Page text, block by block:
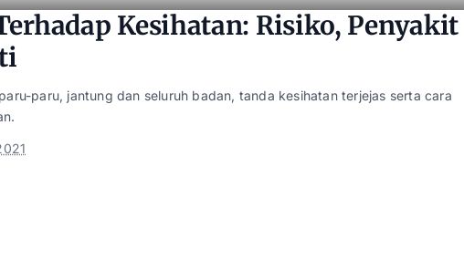
Kesihatan: Risiko, Penyakit
paru, jantung dan seluruh badan, tanda kesihatan terjejas serta cara